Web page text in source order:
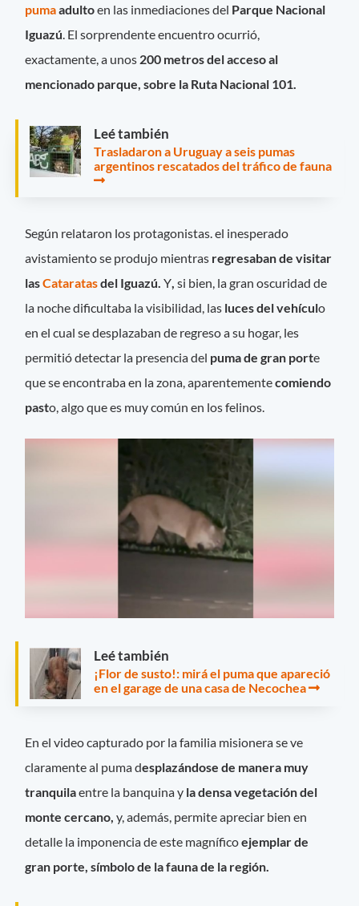
pumaadultoen las inmediaciones del Parque Nacional
Iguazú . El sorprendente encuentro ocurrió,
exactamente, a unos 200 metros del acceso al
mencionado parque, sobre la Ruta Nacional 101.
Leé también
Trasladaron a Uruguay a seis pumas
argentinos rescatados del tráfico de fauna
Según relataron los protagonistas. el inesperado
avistamiento se produjo mientras regresaban de visitar
lasCataratasdel Iguazú.Y, si bien, la gran oscuridad de
la noche dificultaba la visibilidad, las luces del vehículo
en el cual se desplazaban de regreso a su hogar, les
permitió detectar la presencia del puma de gran porte
que se encontraba en la zona, aparentementecomiendo
pasto, algo que es muy común en los felinos.
Leé también
¡Flor de susto!: mirá el puma que apareció
en el garage de una casa de Necochea
En el video capturado por la familia misionera se ve
claramente al puma desplazándose de manera muy
tranquilaentre la banquina y la densa vegetación del
monte cercano, y, además, permite apreciar bien en
detalle la imponencia de este magníficoejemplar de
gran porte, símbolo de la fauna de la región.